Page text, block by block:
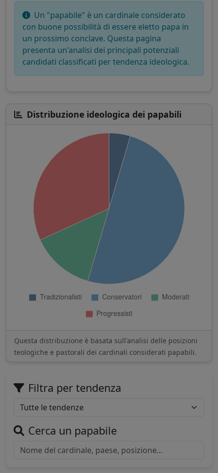
Un "papabile" è un cardinale considerato
con buone possibilità di essere eletto papa in
un prossimo conclave. Questa pagina
presenta un'analisi dei principali potenziali
candidati classificati per tendenza ideologica.
Distribuzione ideologica dei papabili
Questa distribuzione è basata sull'analisi delle posizioni
teologiche e pastorali dei cardinali considerati papabili.
Filtra per tendenza
Cerca un papabile